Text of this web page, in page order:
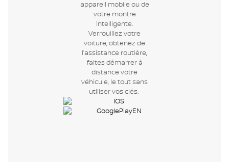
appareil mobile ou de
votre montre
intelligente.
Verrouillez votre
voiture, obtenez de
l’assistance routière,
faites démarrer à
distance votre
véhicule, le tout sans
utiliser vos clés.